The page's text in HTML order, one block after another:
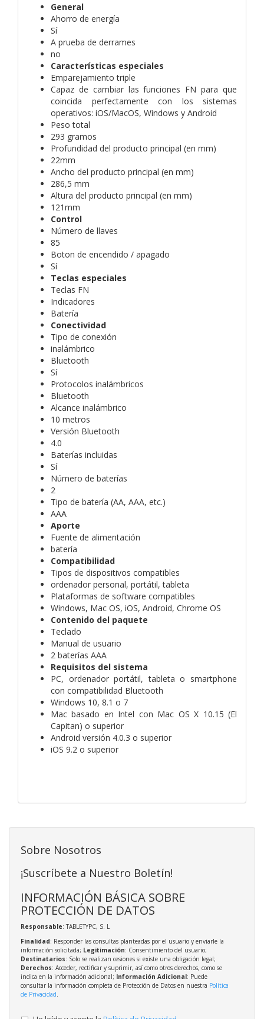
General
Ahorro de energía
Sí
A prueba de derrames
no
Características especiales
Emparejamiento triple
Capaz de cambiar las funciones FN para que
coincida perfectamente con los sistemas
operativos: iOS/MacOS, Windows y Android
Peso total
293 gramos
Profundidad del producto principal (en mm)
22mm
Ancho del producto principal (en mm)
286,5 mm
Altura del producto principal (en mm)
121mm
Control
Número de llaves
85
Boton de encendido / apagado
Sí
Teclas especiales
Teclas FN
Indicadores
Batería
Conectividad
Tipo de conexión
inalámbrico
Bluetooth
Sí
Protocolos inalámbricos
Bluetooth
Alcance inalámbrico
10 metros
Versión Bluetooth
4.0
Baterías incluidas
Sí
Número de baterías
2
Tipo de batería (AA, AAA, etc.)
AAA
Aporte
Fuente de alimentación
batería
Compatibilidad
Tipos de dispositivos compatibles
ordenador personal, portátil, tableta
Plataformas de software compatibles
Windows, Mac OS, iOS, Android, Chrome OS
Contenido del paquete
Teclado
Manual de usuario
2 baterías AAA
Requisitos del sistema
PC, ordenador portátil, tableta o smartphone
con compatibilidad Bluetooth
Windows 10, 8.1 o 7
Mac basado en Intel con Mac OS X 10.15 (El
Capitan) o superior
Android versión 4.0.3 o superior
iOS 9.2 o superior
Sobre Nosotros
¡Suscríbete a Nuestro Boletín!
INFORMACIÓN BÁSICA SOBRE
PROTECCIÓN DE DATOS
Responsable: TABLETYPC, S. L
Finalidad: Responder las consultas planteadas por el usuario y enviarle la
información solicitada; Legitimación: Consentimiento del usuario;
Destinatarios: Solo se realizan cesiones si existe una obligación legal;
Derechos: Acceder, rectificar y suprimir, así como otros derechos, como se
indica en la información adicional; Información Adicional: Puede
consultar la información completa de Protección de Datos en nuestra Política
de Privacidad